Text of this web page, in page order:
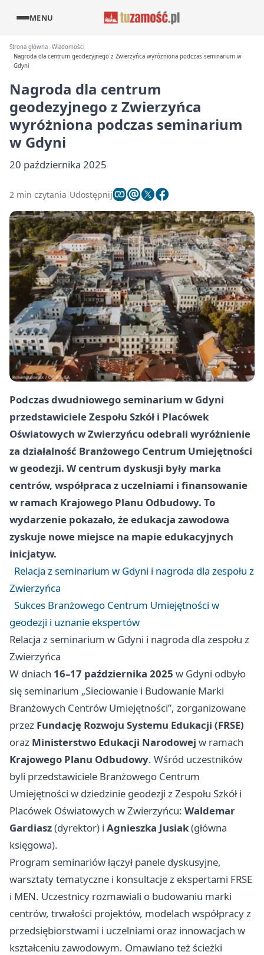
MENU
Strona główna Wiadomości
Nagroda dla centrum geodezyjnego z Zwierzyńca wyróżniona podczas seminarium w
Gdyni
Nagroda dla centrum
geodezyjnego z Zwierzyńca
wyróżniona podczas seminarium
w Gdyni
20 października 2025
2 min czytania Udostępnij
Podczas dwudniowego seminarium w Gdyni
przedstawiciele Zespołu Szkół i Placówek
Oświatowych w Zwierzyńcu odebrali wyróżnienie
za działalność Branżowego Centrum Umiejętności
w geodezji. W centrum dyskusji były marka
centrów, współpraca z uczelniami i finansowanie
w ramach Krajowego Planu Odbudowy. To
wydarzenie pokazało, że edukacja zawodowa
zyskuje nowe miejsce na mapie edukacyjnych
inicjatyw.
Relacja z seminarium w Gdyni i nagroda dla zespołu z
Zwierzyńca
Sukces Branżowego Centrum Umiejętności w
geodezji i uznanie ekspertów
Relacja z seminarium w Gdyni i nagroda dla zespołu z
Zwierzyńca
W dniach 16–17 października 2025 w Gdyni odbyło
się seminarium „Sieciowanie i Budowanie Marki
Branżowych Centrów Umiejętności”, zorganizowane
przez Fundację Rozwoju Systemu Edukacji (FRSE)
oraz Ministerstwo Edukacji Narodowej w ramach
Krajowego Planu Odbudowy. Wśród uczestników
byli przedstawiciele Branżowego Centrum
Umiejętności w dziedzinie geodezji z Zespołu Szkół i
Placówek Oświatowych w Zwierzyńcu: Waldemar
Gardiasz(dyrektor) i Agnieszka Jusiak(główna
księgowa).
Program seminariów łączył panele dyskusyjne,
warsztaty tematyczne i konsultacje z ekspertami FRSE
i MEN. Uczestnicy rozmawiali o budowaniu marki
centrów, trwałości projektów, modelach współpracy z
przedsiębiorstwami i uczelniami oraz innowacjach w
kształceniu zawodowym. Omawiano też ścieżki